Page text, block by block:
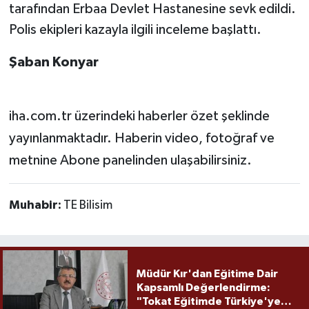
tarafından Erbaa Devlet Hastanesine sevk edildi.
Polis ekipleri kazayla ilgili inceleme başlattı.
Şaban Konyar
iha.com.tr üzerindeki haberler özet şeklinde
yayınlanmaktadır. Haberin video, fotoğraf ve
metnine Abone panelinden ulaşabilirsiniz.
Muhabir: TE Bilisim
Müdür Kır'dan Eğitime Dair
Kapsamlı Değerlendirme:
"Tokat Eğitimde Türkiye'ye